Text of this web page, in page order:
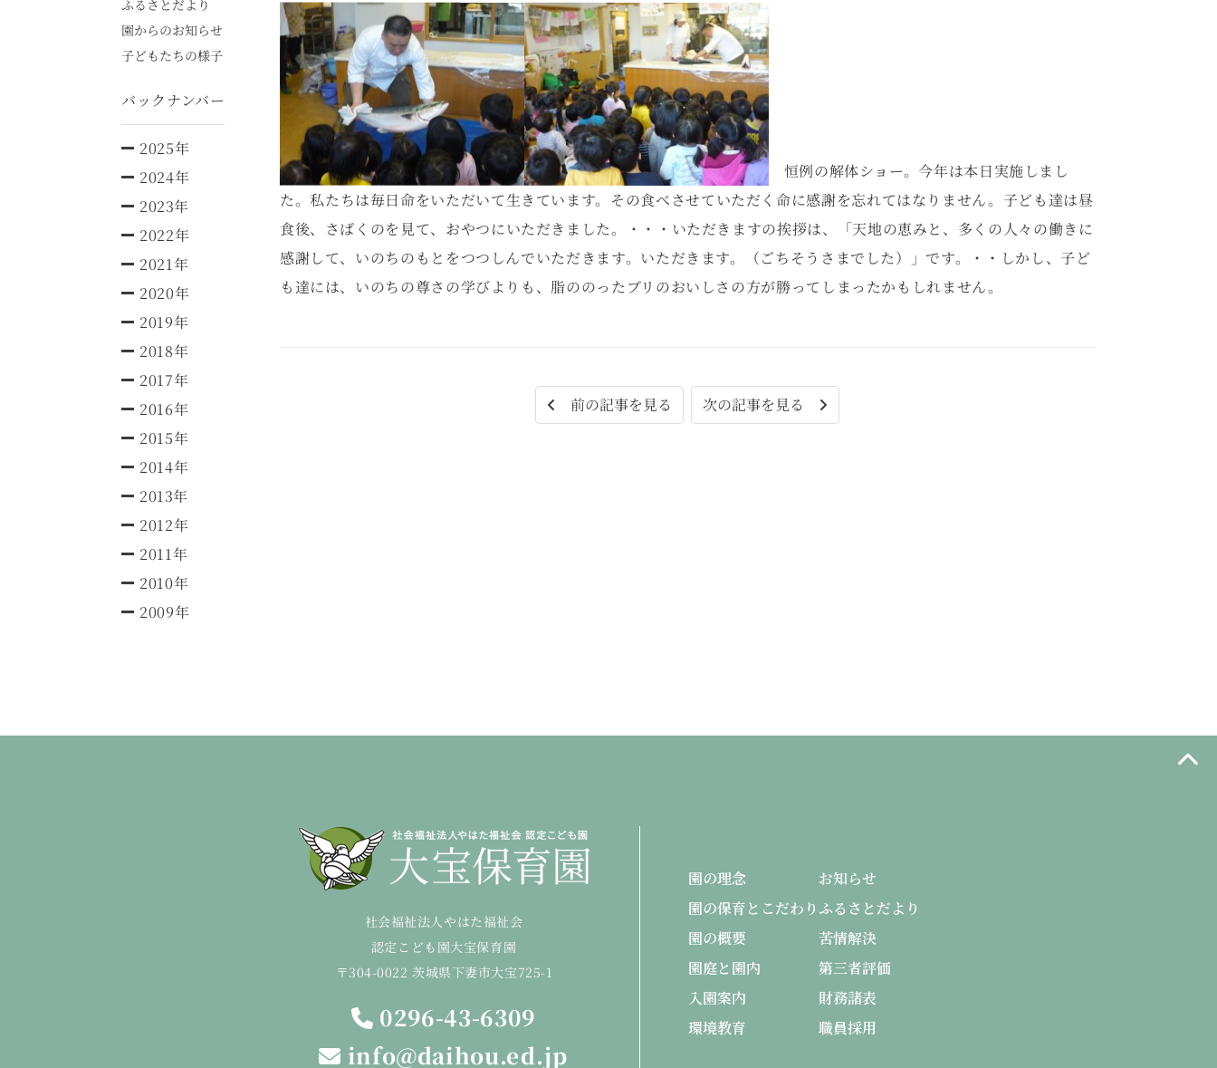
ふるさとだより
園からのお知らせ
子どもたちの様子
バックナンバー
2025年
2024年
2023年
2022年
2021年
2020年
2019年
2018年
2017年
2016年
2015年
2014年
2013年
2012年
2011年
2010年
2009年
恒例の解体ショー。今年は本日実施しまし
た。私たちは毎日命をいただいて生きています。その食べさせていただく命に感謝を忘れてはなりません。子ども達は昼
食後、さばくのを見て、おやつにいただきました。・・・いただきますの挨拶は、「天地の恵みと、多くの人々の働きに
感謝して、いのちのもとをつつしんでいただきます。いただきます。（ごちそうさまでした）」です。・・しかし、子ど
も達には、いのちの尊さの学びよりも、脂ののったブリのおいしさの方が勝ってしまったかもしれません。
前の記事を見る 次の記事を見る
社会福祉法人やはた福祉会
認定こども園大宝保育園
〒304-0022 茨城県下妻市大宝725-1
0296-43-6309
info@daihou.ed.jp
園の理念
園の保育とこだわり
園の概要
園庭と園内
入園案内
環境教育
お知らせ
ふるさとだより
苦情解決
第三者評価
財務諸表
職員採用